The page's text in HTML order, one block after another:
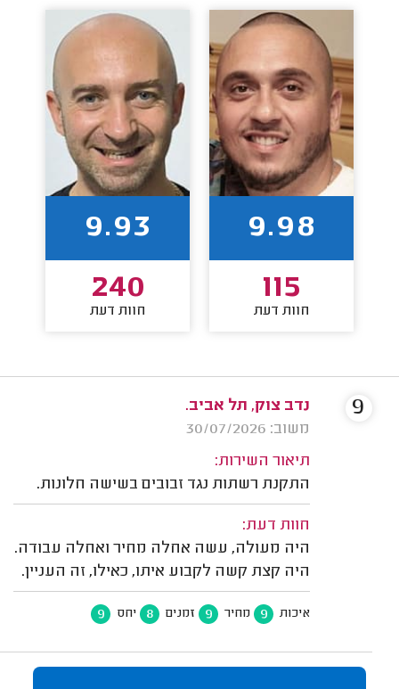
9.98
115
חוות דעת
9.93
240
חוות דעת
נדב צוק, תל אביב.
משוב: 30/07/2026
תיאור השירות:
התקנת רשתות נגד זבובים בשישה חלונות.
חוות דעת:
היה מעולה, עשה אחלה מחיר ואחלה עבודה.
היה קצת קשה לקבוע איתו, כאילו, זה העניין.
איכות 9 מחיר 9 זמנים 8 יחס 9
9